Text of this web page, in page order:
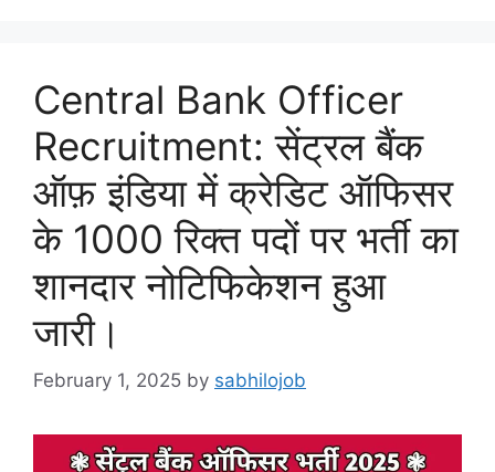
Central Bank Officer
Recruitment: सेंट्रल बैंक
ऑफ़ इंडिया में क्रेडिट ऑफिसर
के 1000 रिक्त पदों पर भर्ती का
शानदार नोटिफिकेशन हुआ
जारी।
February 1, 2025 by sabhilojob